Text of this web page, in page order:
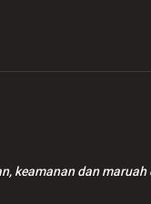
keamanan dan